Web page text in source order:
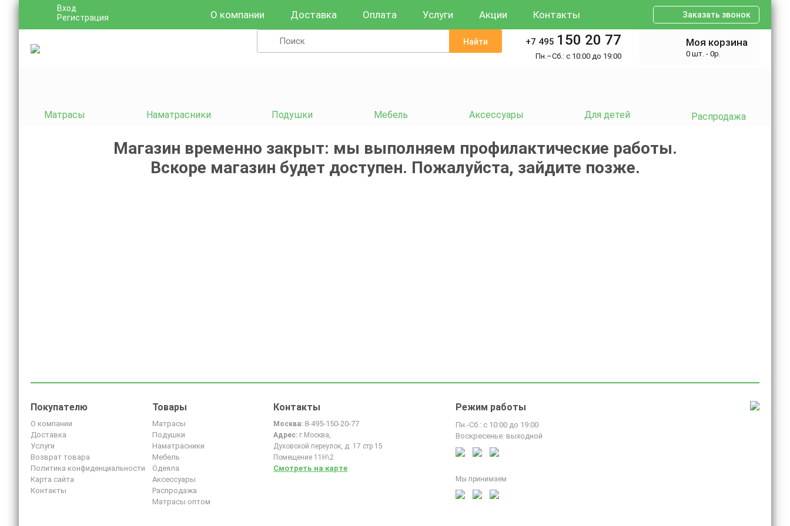
Вход
Регистрация
О компании Доставка Оплата Услуги Акции Контакты Заказать звонок
Найти +7 495 150 20 77
Пн.–Сб.: с 10:00 до 19:00
Моя корзина
0 шт. - 0р.
Матрасы Наматрасники Подушки Мебель Аксессуары Для детей Распродажа
Магазин временно закрыт: мы выполняем профилактические работы.
Вскоре магазин будет доступен. Пожалуйста, зайдите позже.
Покупателю
О компании
Доставка
Услуги
Возврат товара
Политика конфиденциальности
Карта сайта
Контакты
Товары
Матрасы
Подушки
Наматрасники
Мебель
Одеяла
Аксессуары
Распродажа
Матрасы оптом
Контакты
Москва: 8-495-150-20-77
Адрес: г.Москва,
Духовской переулок, д. 17 стр 15
Помещение 11Н\2
Смотреть на карте
Режим работы
Пн.-Сб.: с 10:00 до 19:00
Воскресенье: выходной
Мы принимаем